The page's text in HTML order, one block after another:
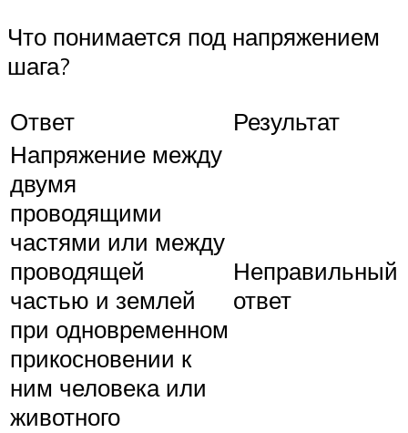
Что понимается под напряжением
шага?
Ответ
Результат
Напряжение между
двумя
проводящими
частями или между
проводящей
частью и землей
при одновременном
прикосновении к
ним человека или
животного
Неправильный
ответ